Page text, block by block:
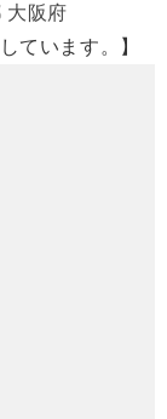
大阪府
ています。】